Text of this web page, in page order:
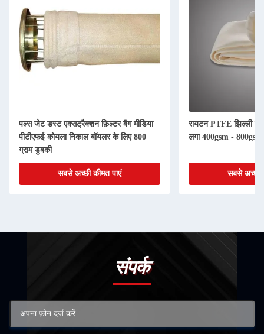
पल्स जेट डस्ट एक्सट्रैक्शन फ़िल्टर बैग मीडिया
पीटीएफई कोयला निकाल बॉयलर के लिए 800
ग्राम डुबकी
सबसे अच्छी कीमत पाएं
रायटन PTFE झिल्ली
लगा 400gsm - 800gsm
सबसे अच्छी
संपर्क